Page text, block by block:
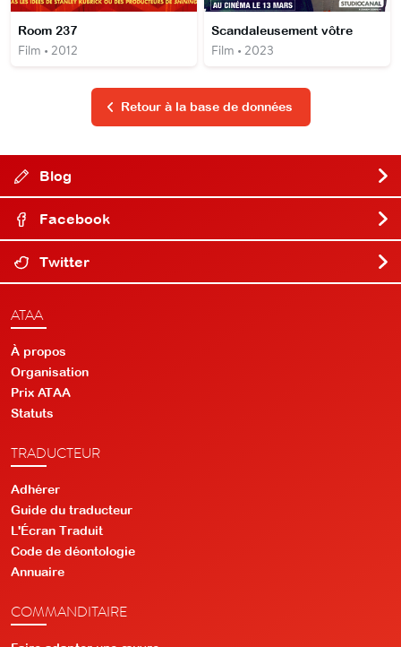
Room 237
Film • 2012
Scandaleusement vôtre
Film • 2023
Retour à la base de données
Blog
Facebook
Twitter
ATAA
À propos
Organisation
Prix ATAA
Statuts
TRADUCTEUR
Adhérer
Guide du traducteur
L'Écran Traduit
Code de déontologie
Annuaire
COMMANDITAIRE